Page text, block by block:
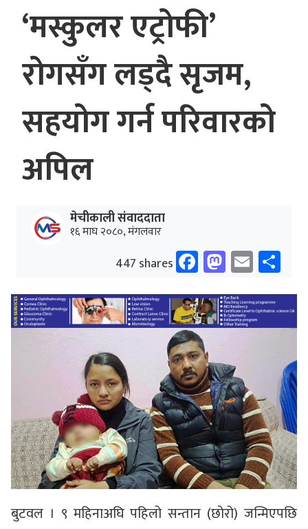
‘मस्कुलर एट्रोफी’
रोगसँग लड्दै सृजम,
सहयोग गर्न परिवारको
अपिल
मेचीकाली संवाददाता
१६ माघ २०८०, मंगलवार
447 shares Facebook
Email
बुटवल । ९ महिनाअघि पहिलो सन्तान (छोरो) जन्मिएपछि